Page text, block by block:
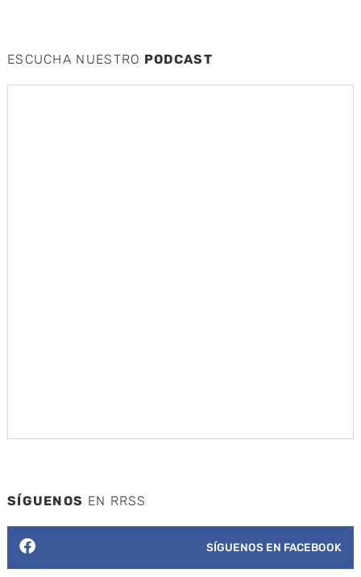
ESCUCHA NUESTRO PODCAST
SÍGUENOS EN RRSS
SÍGUENOS EN FACEBOOK